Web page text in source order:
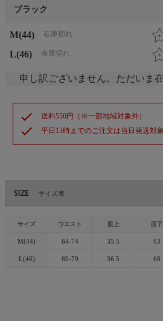
ブラック
M(44) 在庫切れ
L(46)
在庫切れ
申し訳ございません。ただいま
check 送料550円（※一部地域対象外）
check 平日13時までのご注文は当日発送対象
SIZE サイズ表
サイズ ウエスト 股上 股下
M(44) 64-74 35.5 63
L(46) 69-79 36.5 68